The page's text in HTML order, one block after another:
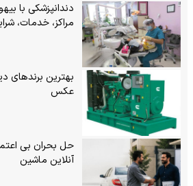
دندانپزشکی با
مراکز، خدمات،
بهترین برندهای
عکس
حل بحران بی‌
آنلاین ماشین